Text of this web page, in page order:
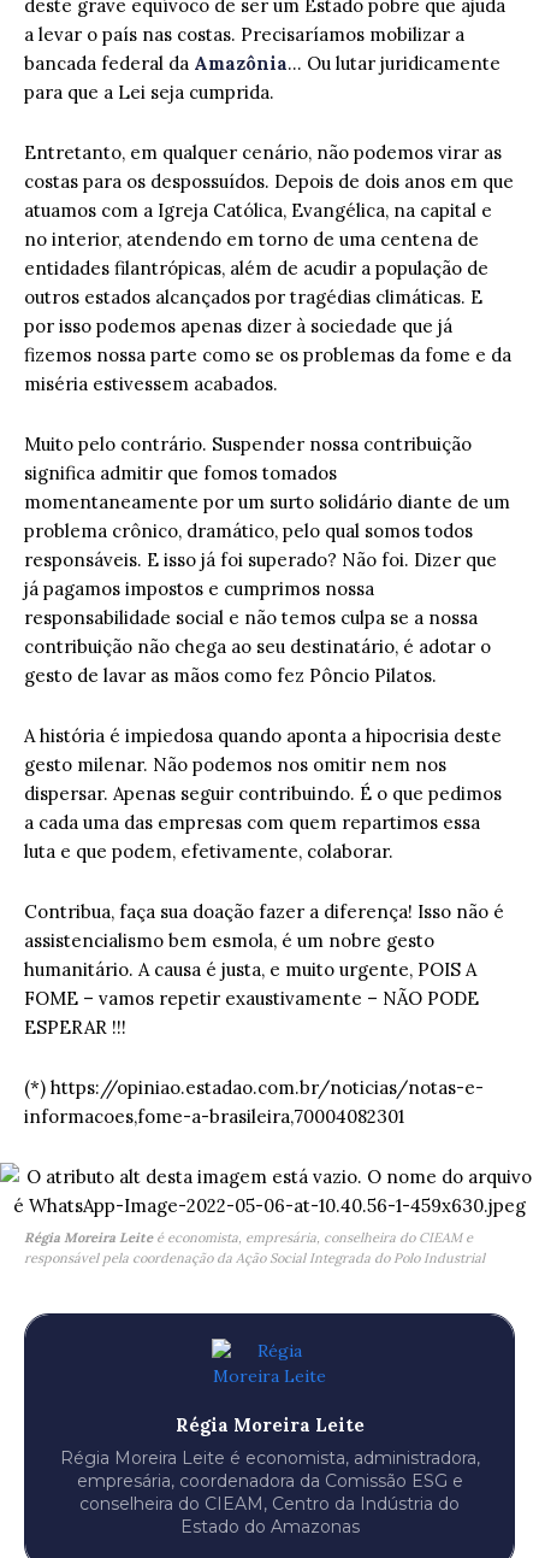
deste grave equívoco de ser um Estado pobre que ajuda
a levar o país nas costas. Precisaríamos mobilizar a
bancada federal da Amazônia… Ou lutar juridicamente
para que a Lei seja cumprida.
Entretanto, em qualquer cenário, não podemos virar as
costas para os despossuídos. Depois de dois anos em que
atuamos com a Igreja Católica, Evangélica, na capital e
no interior, atendendo em torno de uma centena de
entidades filantrópicas, além de acudir a população de
outros estados alcançados por tragédias climáticas. E
por isso podemos apenas dizer à sociedade que já
fizemos nossa parte como se os problemas da fome e da
miséria estivessem acabados.
Muito pelo contrário. Suspender nossa contribuição
significa admitir que fomos tomados
momentaneamente por um surto solidário diante de um
problema crônico, dramático, pelo qual somos todos
responsáveis. E isso já foi superado? Não foi. Dizer que
já pagamos impostos e cumprimos nossa
responsabilidade social e não temos culpa se a nossa
contribuição não chega ao seu destinatário, é adotar o
gesto de lavar as mãos como fez Pôncio Pilatos.
A história é impiedosa quando aponta a hipocrisia deste
gesto milenar. Não podemos nos omitir nem nos
dispersar. Apenas seguir contribuindo. É o que pedimos
a cada uma das empresas com quem repartimos essa
luta e que podem, efetivamente, colaborar.
Contribua, faça sua doação fazer a diferença! Isso não é
assistencialismo bem esmola, é um nobre gesto
humanitário. A causa é justa, e muito urgente, POIS A
FOME – vamos repetir exaustivamente – NÃO PODE
ESPERAR !!!
(*) https://opiniao.estadao.com.br/noticias/notas-e-
informacoes,fome-a-brasileira,70004082301
Régia Moreira Leite é economista, empresária, conselheira do CIEAM e
responsável pela coordenação da Ação Social Integrada do Polo Industrial
Régia Moreira Leite
Régia Moreira Leite é economista, administradora,
empresária, coordenadora da Comissão ESG e
conselheira do CIEAM, Centro da Indústria do
Estado do Amazonas